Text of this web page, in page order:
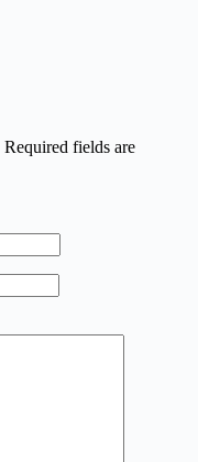
Required fields are